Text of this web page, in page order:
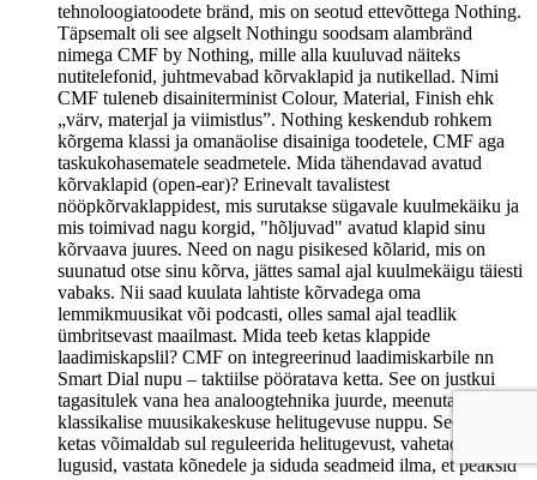
tehnoloogiatoodete bränd, mis on seotud ettevõttega Nothing.
Täpsemalt oli see algselt Nothingu soodsam alambränd
nimega CMF by Nothing, mille alla kuuluvad näiteks
nutitelefonid, juhtmevabad kõrvaklapid ja nutikellad. Nimi
CMF tuleneb disainiterminist Colour, Material, Finish ehk
„värv, materjal ja viimistlus”. Nothing keskendub rohkem
kõrgema klassi ja omanäolise disainiga toodetele, CMF aga
taskukohasematele seadmetele. Mida tähendavad avatud
kõrvaklapid (open-ear)? Erinevalt tavalistest
nööpkõrvaklappidest, mis surutakse sügavale kuulmekäiku ja
mis toimivad nagu korgid, "hõljuvad" avatud klapid sinu
kõrvaava juures. Need on nagu pisikesed kõlarid, mis on
suunatud otse sinu kõrva, jättes samal ajal kuulmekäigu täiesti
vabaks. Nii saad kuulata lahtiste kõrvadega oma
lemmikmuusikat või podcasti, olles samal ajal teadlik
ümbritsevast maailmast. Mida teeb ketas klappide
laadimiskapslil? CMF on integreerinud laadimiskarbile nn
Smart Dial nupu – taktiilse pööratava ketta. See on justkui
tagasitulek vana hea analoogtehnika juurde, meenutades
klassikalise muusikakeskuse helitugevuse nuppu. See nutikas
ketas võimaldab sul reguleerida helitugevust, vahetada
lugusid, vastata kõnedele ja siduda seadmeid ilma, et peaksid